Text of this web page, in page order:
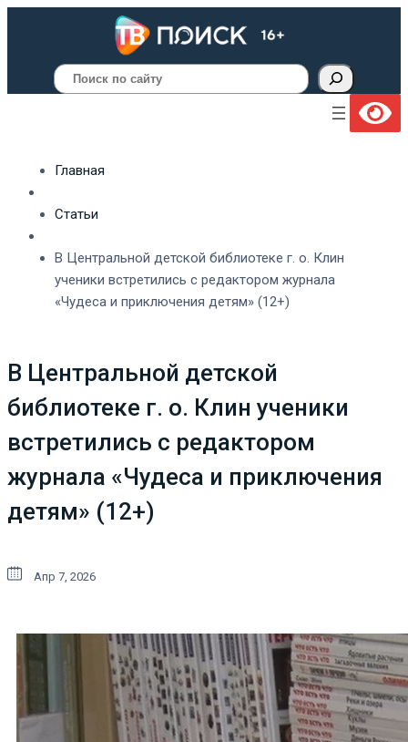
Поиск
Главная
Статьи
В Центральной детской библиотеке г. о. Клин
ученики встретились с редактором журнала
«Чудеса и приключения детям» (12+)
В Центральной детской
библиотеке г. о. Клин ученики
встретились с редактором
журнала «Чудеса и приключения
детям» (12+)
Апр 7, 2026